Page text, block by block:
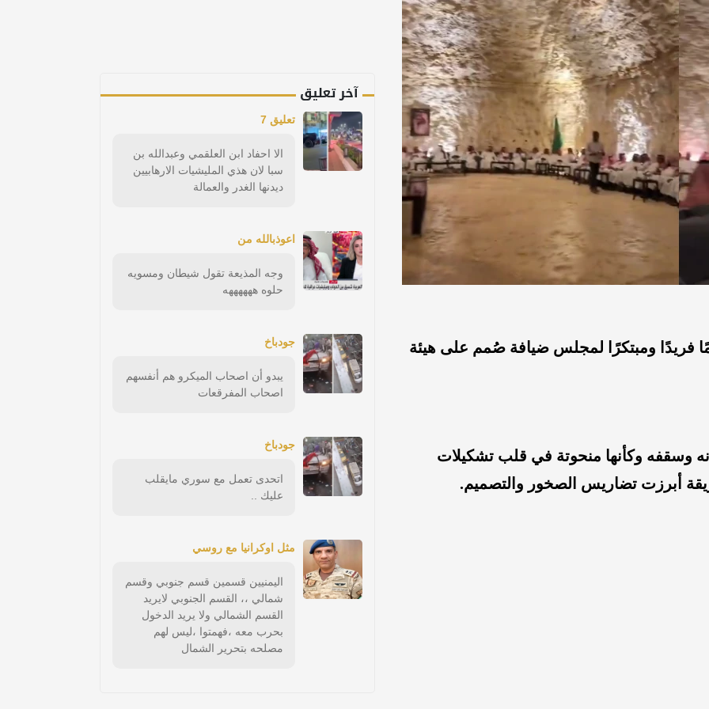
فريدًا ومبتكرًا لمجلس ضيافة صُمم على هيئة
وسقفه وكأنها منحوتة في قلب تشكيلات
أبرزت تضاريس الصخور والتصميم.
آخر تعليق
تعليق 7
الا احفاد ابن العلقمي وعبدالله بن
سبا لان هذي المليشيات الارهابيين
ديدنها الغدر والعمالة
اعوذبالله من
وجه المذيعة تقول شيطان ومسويه
حلوه ههههههه
جودباخ
يبدو أن اصحاب الميكرو هم أنفسهم
اصحاب المفرقعات
جودباخ
اتحدى تعمل مع سوري مايقلب
عليك ..
مثل اوكرانيا مع روسي
اليمنيين قسمين قسم جنوبي وقسم
شمالي ،، القسم الجنوبي لايريد
القسم الشمالي ولا يريد الدخول
بحرب معه ،فهمتوا ،ليس لهم
مصلحه بتحرير الشمال